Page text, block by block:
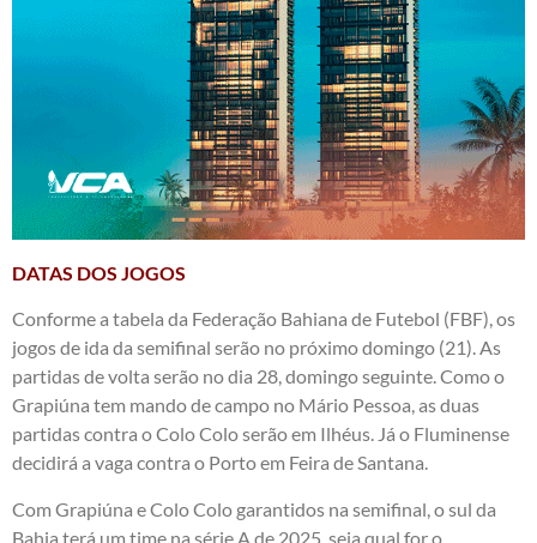
DATAS DOS JOGOS
Conforme a tabela da Federação Bahiana de Futebol (FBF), os
jogos de ida da semifinal serão no próximo domingo (21). As
partidas de volta serão no dia 28, domingo seguinte. Como o
Grapiúna tem mando de campo no Mário Pessoa, as duas
partidas contra o Colo Colo serão em Ilhéus. Já o Fluminense
decidirá a vaga contra o Porto em Feira de Santana.
Com Grapiúna e Colo Colo garantidos na semifinal, o sul da
Bahia terá um time na série A de 2025, seja qual for o